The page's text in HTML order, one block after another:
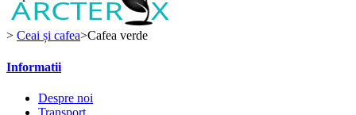
> Ceai și cafea>Cafea verde
Informatii
Despre noi
Transport